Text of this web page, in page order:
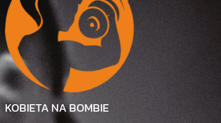
KOBIETA NA BOMBIE